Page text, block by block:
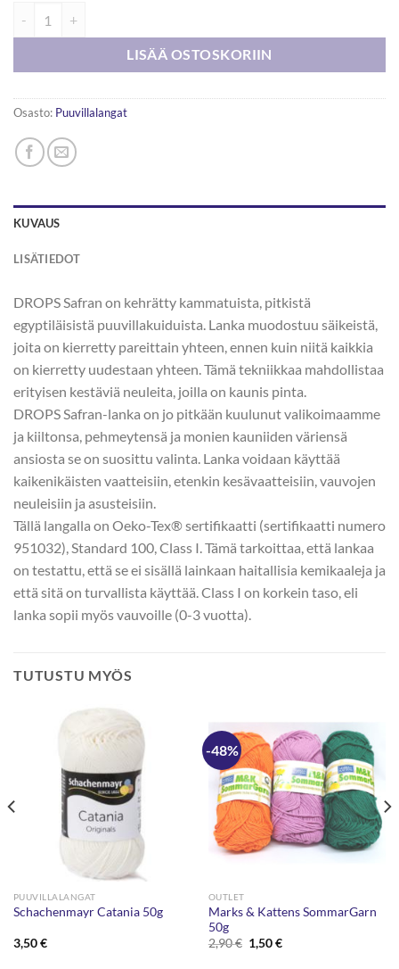
LISÄÄ OSTOSKORIIN
Osasto: Puuvillalangat
KUVAUS
LISÄTIEDOT
DROPS Safran on kehrätty kammatuista, pitkistä
egyptiläisistä puuvillakuiduista. Lanka muodostuu säikeistä,
joita on kierretty pareittain yhteen, ennen kuin niitä kaikkia
on kierretty uudestaan yhteen. Tämä tekniikkaa mahdollistaa
erityisen kestäviä neuleita, joilla on kaunis pinta.
DROPS Safran-lanka on jo pitkään kuulunut valikoimaamme
ja kiiltonsa, pehmeytensä ja monien kauniiden väriensä
ansiosta se on suosittu valinta. Lanka voidaan käyttää
kaikenikäisten vaatteisiin, etenkin kesävaatteisiin, vauvojen
neuleisiin ja asusteisiin.
Tällä langalla on Oeko-Tex® sertifikaatti (sertifikaatti numero
951032), Standard 100, Class I. Tämä tarkoittaa, että lankaa
on testattu, että se ei sisällä lainkaan haitallisia kemikaaleja ja
että sitä on turvallista käyttää. Class I on korkein taso, eli
lanka sopii myös vauvoille (0-3 vuotta).
TUTUSTU MYÖS
PUUVILLALANGAT
Schachenmayr Catania 50g
3,50€
-48%
OUTLET
Marks & Kattens SommarGarn
50g
2,90€ Alkuperäinen
hinta
1,50€Nykyinen